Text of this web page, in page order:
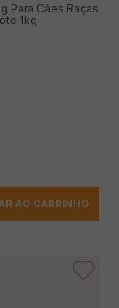
Para Cães Raças
1kg
AO CARRINHO